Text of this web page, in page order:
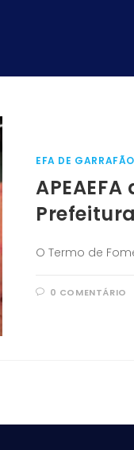
EFA DE GARRAFÃO
O Termo de
0 COMENTÁRIO